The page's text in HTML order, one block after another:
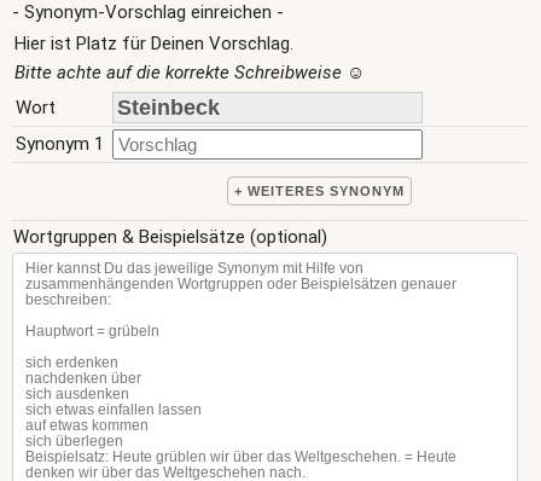
- Synonym-Vorschlag einreichen -
Hier ist Platz für Deinen Vorschlag.
Bitte achte auf die korrekte Schreibweise ☺
Wort
Synonym 1
+ WEITERES SYNONYM
Wortgruppen & Beispielsätze (optional)